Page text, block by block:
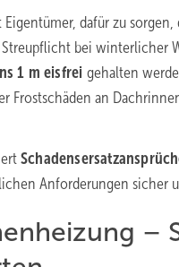
dafür zu
bei winterlicher
1 m eisfrei gehalten
Frostschäden an
Anforderungen sicher
–